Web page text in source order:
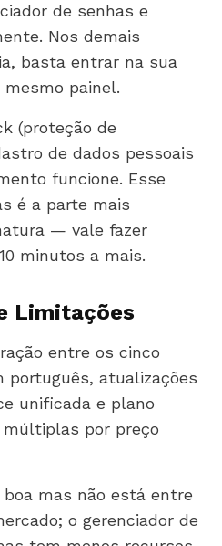
de senhas e
Nos demais
basta entrar na sua
painel.
(proteção de
de dados pessoais
funcione. Esse
é a parte mais
— vale fazer
minutos a mais.
Limitações
entre os cinco
português, atualizações
unificada e plano
por preço
boa mas não está entre
o gerenciador de